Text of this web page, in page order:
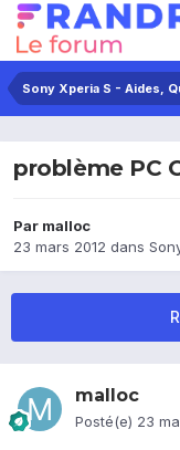
Sony Xperia S - Aides,
problème PC
Par malloc
23 mars 2012 dans
malloc
Posté(e) 23